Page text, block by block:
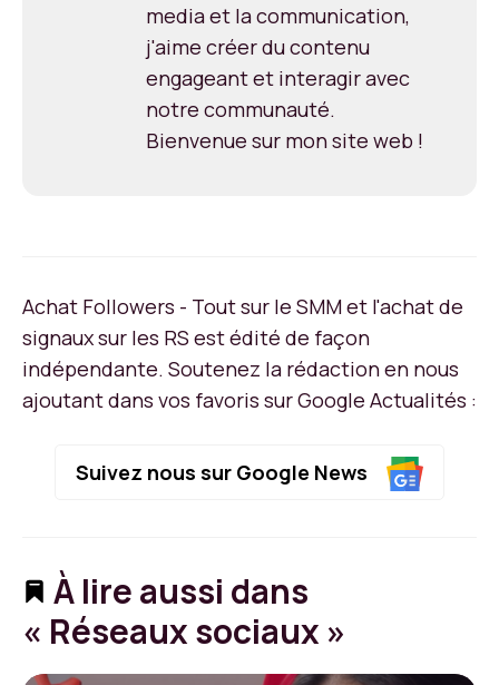
media et la communication,
j'aime créer du contenu
engageant et interagir avec
notre communauté.
Bienvenue sur mon site web !
Achat Followers - Tout sur le SMM et l'achat de
signaux sur les RS est édité de façon
indépendante. Soutenez la rédaction en nous
ajoutant dans vos favoris sur Google Actualités :
Suivez nous sur Google News
À lire aussi dans
« Réseaux sociaux »